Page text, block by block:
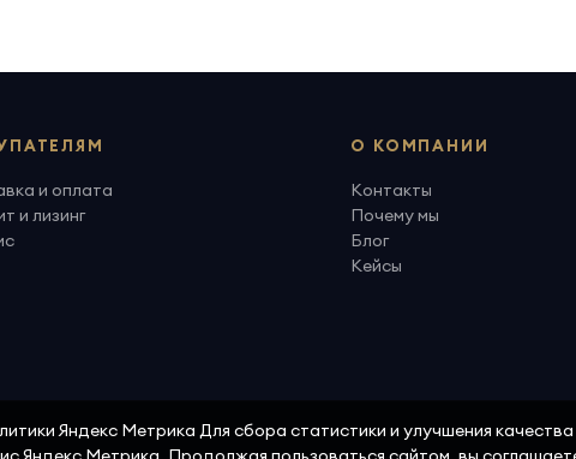
и оплата
и лизинг
О КОМПАНИИ
Контакты
Почему мы
Блог
Кейсы
Яндекс Метрика Для сбора статистики и улучшения